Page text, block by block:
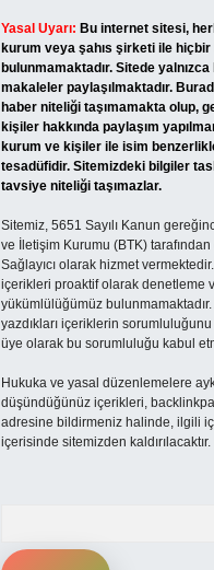
Yasal Uyarı: Bu internet sitesi,
kurum veya şahıs şirketi ile hiçbir
bulunmamaktadır. Sitede yalnızca
makaleler paylaşılmaktadır.
haber niteliği taşımamakta olup,
kişiler hakkında paylaşım
kurum ve kişiler ile isim
tesadüfidir. Sitemizdeki bilgiler
tavsiye niteliği taşımazlar.
Sitemiz, 5651 Sayılı Kanun
ve İletişim Kurumu (BTK)
Sağlayıcı olarak hizmet
içerikleri proaktif olarak denetleme
yükümlülüğümüz
yazdıkları içeriklerin
üye olarak bu sorumluluğu kabul
Hukuka ve yasal düzenlemelere
düşündüğünüz içerikleri,
adresine bildirmeniz halinde, ilgili
içerisinde sitemizden kaldırılacaktır.